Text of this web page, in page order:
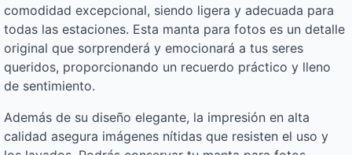
comodidad excepcional, siendo ligera y adecuada para
todas las estaciones. Esta manta para fotos es un detalle
original que sorprenderá y emocionará a tus seres
queridos, proporcionando un recuerdo práctico y lleno
de sentimiento.
Además de su diseño elegante, la impresión en alta
calidad asegura imágenes nítidas que resisten el uso y